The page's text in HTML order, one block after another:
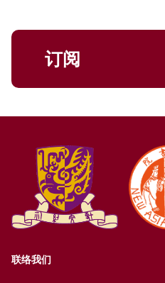
订阅
联络我们